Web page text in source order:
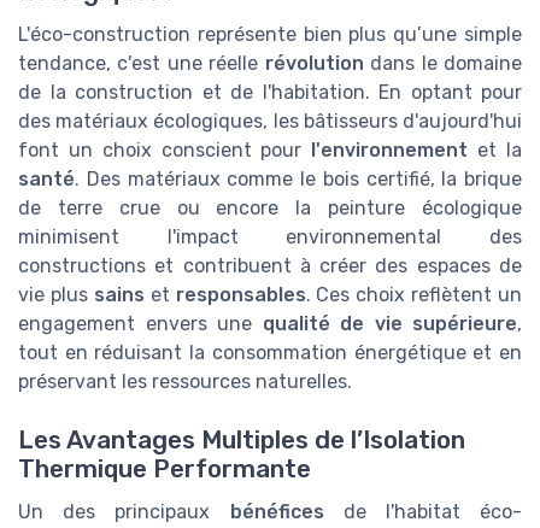
L'éco-construction représente bien plus qu’une simple
tendance, c'est une réelle révolution dans le domaine
de la construction et de l'habitation. En optant pour
des matériaux écologiques, les bâtisseurs d'aujourd'hui
font un choix conscient pour l'environnement et la
santé. Des matériaux comme le bois certifié, la brique
de terre crue ou encore la peinture écologique
minimisent l'impact environnemental des
constructions et contribuent à créer des espaces de
vie plus sains et responsables. Ces choix reflètent un
engagement envers une qualité de vie supérieure,
tout en réduisant la consommation énergétique et en
préservant les ressources naturelles.
Les Avantages Multiples de l’Isolation
Thermique Performante
Un des principaux bénéfices de l'habitat éco-